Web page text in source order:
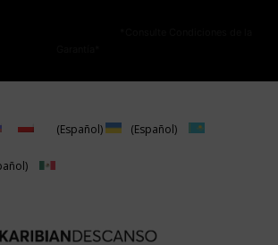
(Español) (Español)